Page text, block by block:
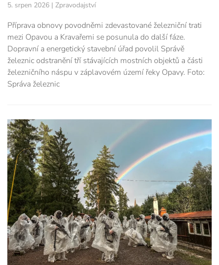
5. srpen 2026 | Zpravodajství
Příprava obnovy povodněmi zdevastované železniční trati
mezi Opavou a Kravařemi se posunula do další fáze.
Dopravní a energetický stavební úřad povolil Správě
železnic odstranění tří stávajících mostních objektů a části
železničního náspu v záplavovém území řeky Opavy. Foto:
Správa železnic